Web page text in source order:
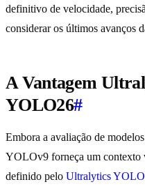
definitivo de velocidade,
considerar os últimos avanços
A Vantagem
YOLO26#
Embora a avaliação de
YOLOv9 forneça um contexto
definido pelo Ultralytics